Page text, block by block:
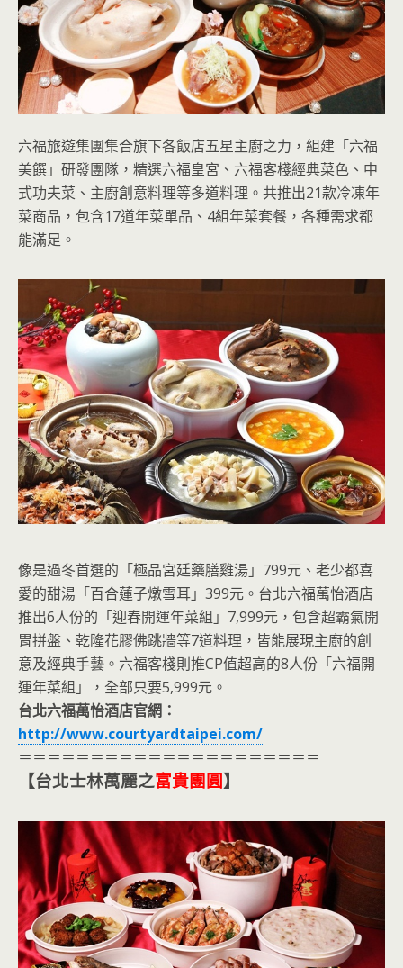
六福旅遊集團集合旗下各飯店五星主廚之力，組建「六福
美饌」研發團隊，精選六福皇宮、六福客棧經典菜色、中
式功夫菜、主廚創意料理等多道料理。共推出21款冷凍年
菜商品，包含17道年菜單品、4組年菜套餐，各種需求都
能滿足。
像是過冬首選的「極品宮廷藥膳雞湯」799元、老少都喜
愛的甜湯「百合蓮子燉雪耳」399元。台北六福萬怡酒店
推出6人份的「迎春開運年菜組」7,999元，包含超霸氣開
胃拼盤、乾隆花膠佛跳牆等7道料理，皆能展現主廚的創
意及經典手藝。六福客棧則推CP值超高的8人份「六福開
運年菜組」，全部只要5,999元。
台北六福萬怡酒店官網：
http://www.courtyardtaipei.com/
＝＝＝＝＝＝＝＝＝＝＝＝＝＝＝＝＝＝＝＝＝
【台北士林萬麗之富貴團圓】